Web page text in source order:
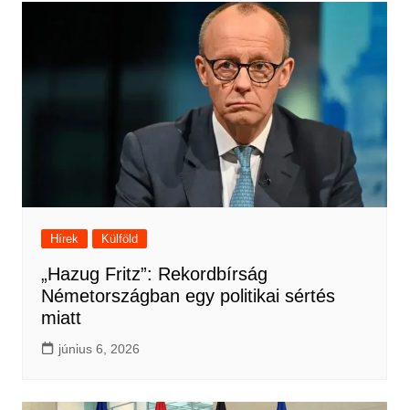
Hírek Külföld
„Hazug Fritz”: Rekordbírság
Németországban egy politikai sértés
miatt
június 6, 2026